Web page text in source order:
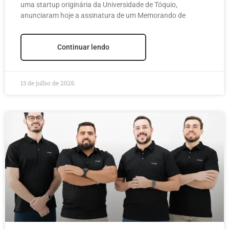
humanoides
uma startup originária da Universidade de Tóquio,
anunciaram hoje a assinatura de um Memorando de
Continuar lendo
13 de julho de 2026